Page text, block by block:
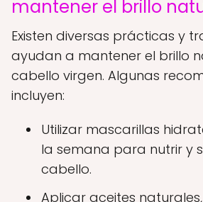
mantener el brillo
Existen diversas prácticas y
ayudan a mantener el brillo
cabello virgen. Algunas
incluyen:
Utilizar mascarillas
la semana para nutrir y
cabello.
Aplicar aceites